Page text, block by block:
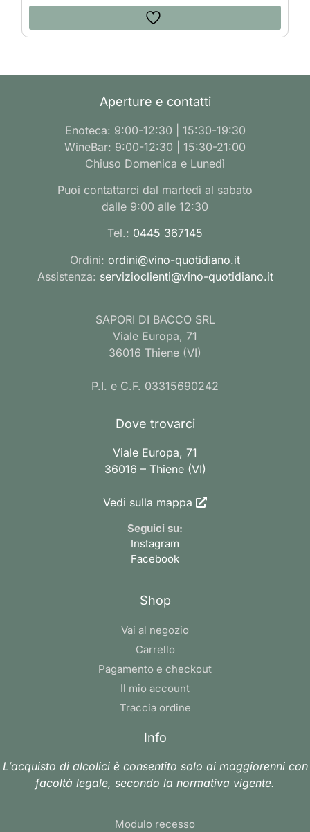
Aperture e contatti
Enoteca: 9:00-12:30 | 15:30-19:30
WineBar: 9:00-12:30 | 15:30-21:00
Chiuso Domenica e Lunedì
Puoi contattarci dal martedì al sabato
dalle 9:00 alle 12:30
Tel.: 0445 367145
Ordini: ordini@vino-quotidiano.it
Assistenza: servizioclienti@vino-quotidiano.it
SAPORI DI BACCO SRL
Viale Europa, 71
36016 Thiene (VI)
P.I. e C.F. 03315690242
Dove trovarci
Viale Europa, 71
36016 – Thiene (VI)
Vedi sulla mappa
Seguici su:
Instagram
Facebook
Shop
Vai al negozio
Carrello
Pagamento e checkout
Il mio account
Traccia ordine
Info
L’acquisto di alcolici è consentito solo ai maggiorenni con
facoltà legale, secondo la normativa vigente.
Modulo recesso